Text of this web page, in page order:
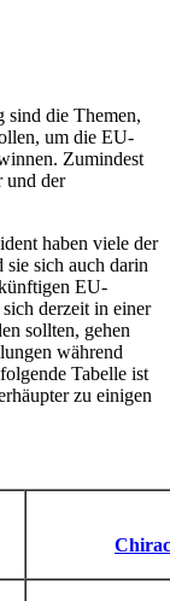
sind die Themen,
um die EU-
Zumindest
und der
haben viele der
sie sich auch darin
EU-
derzeit in einer
sollten, gehen
während
Tabelle ist
zu einigen
Chirac